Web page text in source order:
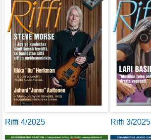
Riffi 4/2025 Riffi 3/2025